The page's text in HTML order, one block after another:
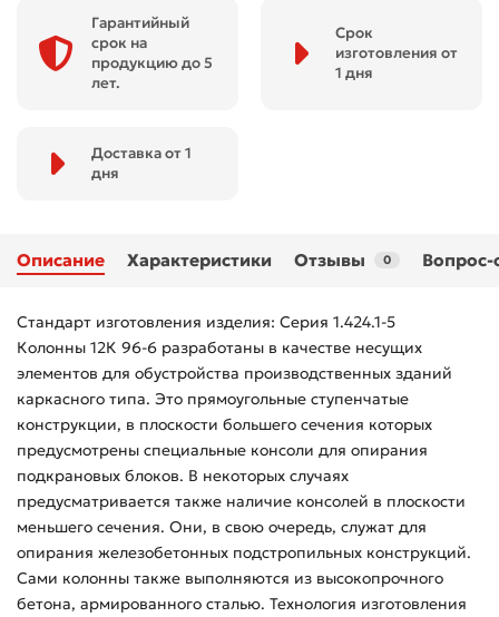
Гарантийный
срок на
продукцию до 5
лет.
Срок
изготовления от
1 дня
Доставка от 1
дня
Описание Характеристики Отзывы 0 Вопрос-
Стандарт изготовления изделия: Серия 1.424.1-5
Колонны 12К 96-6 разработаны в качестве несущих
элементов для обустройства производственных зданий
каркасного типа. Это прямоугольные ступенчатые
конструкции, в плоскости большего сечения которых
предусмотрены специальные консоли для опирания
подкрановых блоков. В некоторых случаях
предусматривается также наличие консолей в плоскости
меньшего сечения. Они, в свою очередь, служат для
опирания железобетонных подстропильных конструкций.
Сами колонны также выполняются из высокопрочного
бетона, армированного сталью. Технология изготовления